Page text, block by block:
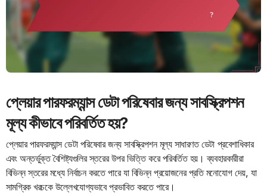
প্লেয়ার পারফরম্যান্স ডেটা পরিষেবার জন্য সাবস্ক্রিপশন
মূল্য কীভাবে পরিবর্তিত হয়?
প্লেয়ার পারফরম্যান্স ডেটা পরিষেবার জন্য সাবস্ক্রিপশন মূল্য সাধারণত ডেটা প্রবেশাধিকার
এবং অন্তর্ভুক্ত বৈশিষ্ট্যগুলির স্তরের উপর ভিত্তি করে পরিবর্তিত হয়। ব্যবহারকারীরা
বিভিন্ন স্তরের মধ্যে নির্বাচন করতে পারে যা বিভিন্ন প্রয়োজনের প্রতি মনোযোগ দেয়, যা
সামগ্রিক খরচকে উল্লেখযোগ্যভাবে প্রভাবিত করতে পারে।